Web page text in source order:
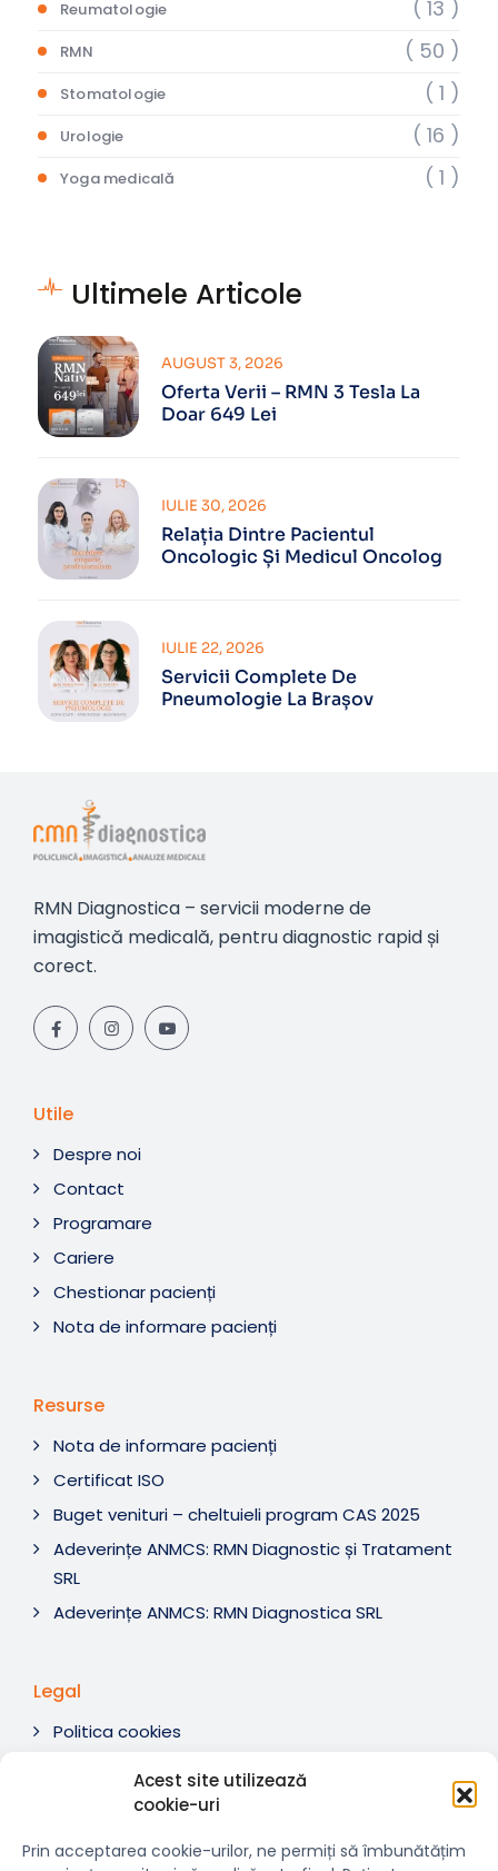
Acest site utilizează
cookie-uri
Prin acceptarea cookie-urilor, ne permiți să îmbunătățim
Reumatologie ( 13 )
RMN ( 50 )
Stomatologie ( 1 )
Urologie ( 16 )
Yoga medicală ( 1 )
Ultimele Articole
Oferta Verii – RMN 3 Tesla La
Doar 649 Lei
AUGUST 3, 2026
Relația Dintre Pacientul
Oncologic Și Medicul Oncolog
IULIE 30, 2026
Servicii Complete De
Pneumologie La Brașov
IULIE 22, 2026
RMN Diagnostica – servicii moderne de
imagistică medicală, pentru diagnostic rapid și
corect.
Utile
Despre noi
Contact
Programare
Cariere
Chestionar pacienți
Nota de informare pacienți
Resurse
Nota de informare pacienți
Certificat ISO
Buget venituri – cheltuieli program CAS 2025
Adeverințe ANMCS: RMN Diagnostic și Tratament
SRL
Adeverințe ANMCS: RMN Diagnostica SRL
Legal
Politica cookies
Soluționare litigii